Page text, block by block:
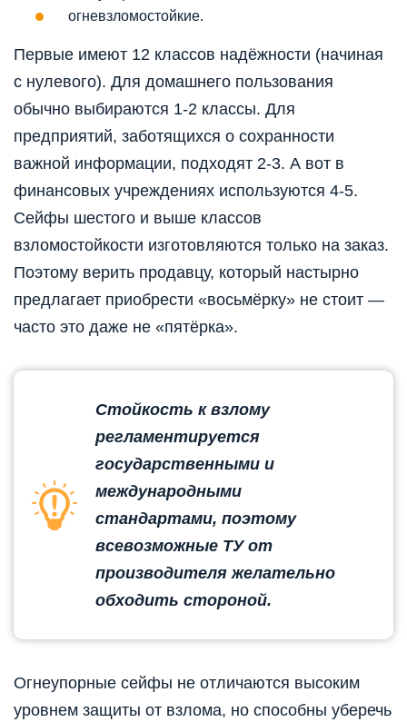
огневзломостойкие.
Первые имеют 12 классов надёжности (начиная
с нулевого). Для домашнего пользования
обычно выбираются 1-2 классы. Для
предприятий, заботящихся о сохранности
важной информации, подходят 2-3. А вот в
финансовых учреждениях используются 4-5.
Сейфы шестого и выше классов
взломостойкости изготовляются только на заказ.
Поэтому верить продавцу, который настырно
предлагает приобрести «восьмёрку» не стоит —
часто это даже не «пятёрка».
Стойкость к взлому
регламентируется
государственными и
международными
стандартами, поэтому
всевозможные ТУ от
производителя желательно
обходить стороной.
Огнеупорные сейфы не отличаются высоким
уровнем защиты от взлома, но способны уберечь